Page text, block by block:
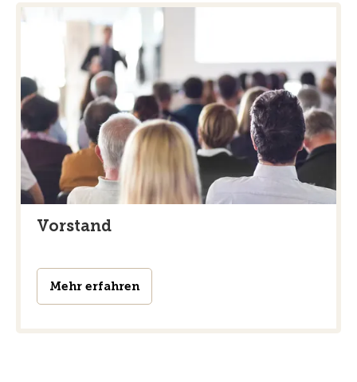
Vorstand
Mehr erfahren